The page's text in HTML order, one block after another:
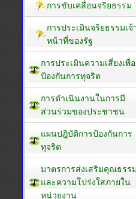
การขับเคลื่อนจริยธรรม
การประเมินจริยธรรมเจ้
หน้าที่ของรัฐ
การประเมินความเสี่ยงเพื่อ
ป้องกันการทุจริต
การดำเนินงานในการมี
ส่วนร่วมของประชาชน
แผนปฎิบัติการป้องกันการ
ทุจริต
มาตรการส่งเสริมคุณธรรม
และความโปร่งใสภายใน
หน่วยงาน